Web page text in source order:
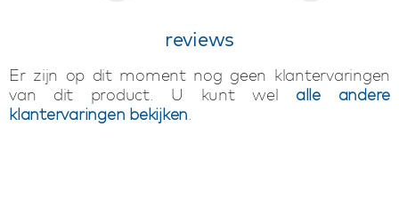
reviews
Er zijn op dit moment nog geen klantervaringen
van dit product. U kunt wel alle andere
klantervaringen bekijken.